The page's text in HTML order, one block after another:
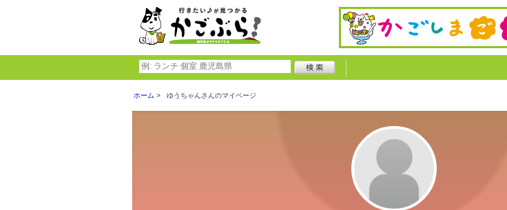
ホーム ゆうちゃんさんのマイページ